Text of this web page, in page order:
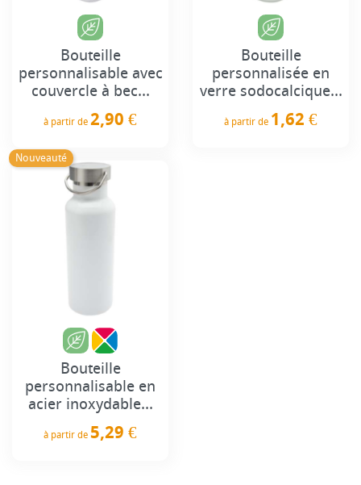
Bouteille
personnalisable avec
couvercle à bec...
à partir de 2,90 €
Bouteille
personnalisée en
verre sodocalcique...
à partir de 1,62 €
Nouveauté
Bouteille
personnalisable en
acier inoxydable...
à partir de 5,29 €